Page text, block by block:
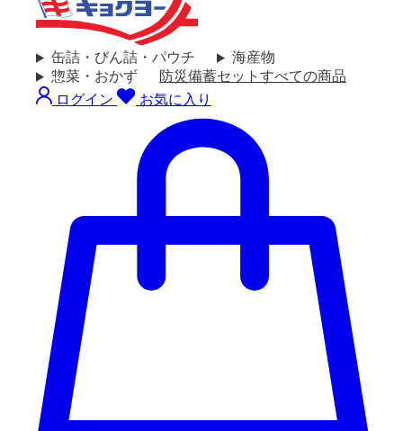
缶詰・びん詰・パウチ
海産物
惣菜・おかず
防災備蓄セット すべての商品
ログイン
お気に入り